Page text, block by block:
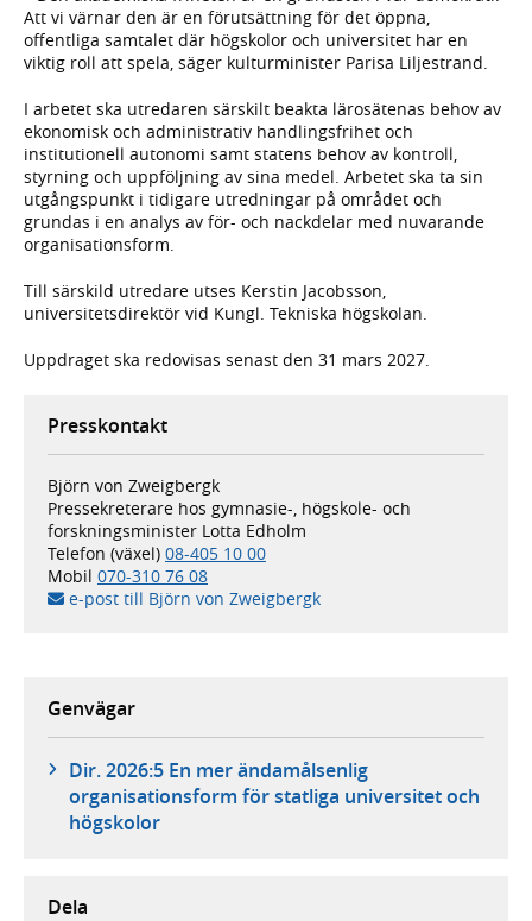
Att vi värnar den är en förutsättning för det öppna,
offentliga samtalet där högskolor och universitet har en
viktig roll att spela, säger kulturminister Parisa Liljestrand.
I arbetet ska utredaren särskilt beakta lärosätenas behov av
ekonomisk och administrativ handlingsfrihet och
institutionell autonomi samt statens behov av kontroll,
styrning och uppföljning av sina medel. Arbetet ska ta sin
utgångspunkt i tidigare utredningar på området och
grundas i en analys av för- och nackdelar med nuvarande
organisationsform.
Till särskild utredare utses Kerstin Jacobsson,
universitetsdirektör vid Kungl. Tekniska högskolan.
Uppdraget ska redovisas senast den 31 mars 2027.
Presskontakt
Björn von Zweigbergk
Pressekreterare hos gymnasie-, högskole- och
forskningsminister Lotta Edholm
Telefon (växel) 08-405 10 00
Mobil 070-310 76 08
e-post till Björn von Zweigbergk
Genvägar
Dir. 2026:5 En mer ändamålsenlig
organisationsform för statliga universitet och
högskolor
Dela